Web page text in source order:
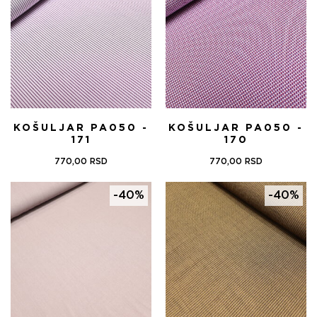
1.100,00 RSD.
KOŠULJAR PA050 -
171
770,00 RSD
KOŠULJAR PA050 -
170
770,00 RSD
-40% -40%